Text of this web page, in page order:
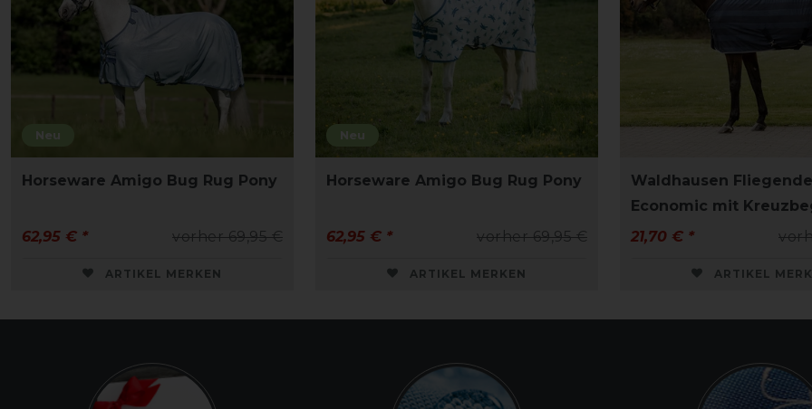
Neu
Horseware Amigo Bug Rug Pony
vorher 69,95 €
62,95 € *
ARTIKEL MERKEN
Neu
Horseware Amigo Bug Rug Pony
vorher 69,95 €
62,95 € *
ARTIKEL MERKEN
Waldhausen
Economic mit
21,70 € *
ARTIKEL